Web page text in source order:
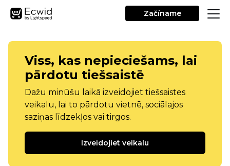
Začíname
Viss, kas nepieciešams, lai
pārdotu tiešsaistē
Dažu minūšu laikā izveidojiet tiešsaistes
veikalu, lai to pārdotu vietnē, sociālajos
saziņas līdzekļos vai tirgos.
Izveidojiet veikalu